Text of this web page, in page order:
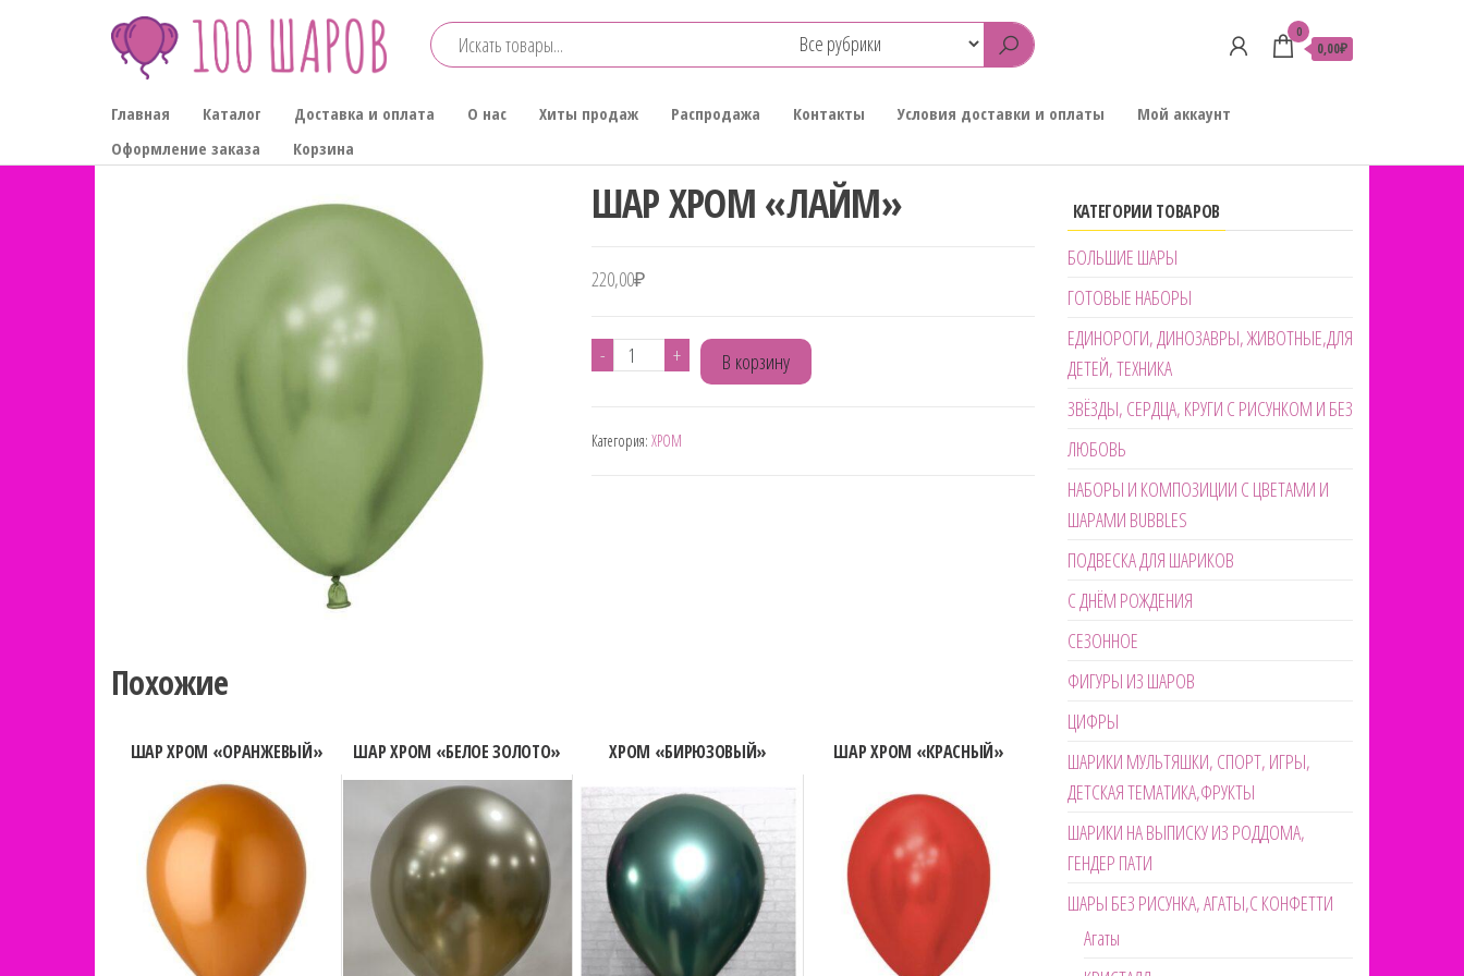
ШАРОВ
0
0,00₽
Главная Каталог Доставка и оплата О нас Хиты продаж Распродажа Контакты Условия доставки и оплаты
Мой аккаунт
Оформление заказа
Корзина
ШАР ХРОМ «ЛАЙМ»
220,00₽
-
Количество
ХРОМ
+ В корзину
Категория: ХРОМ
Похожие
ШАР ХРОМ «ОРАНЖЕВЫЙ» ШАР ХРОМ «БЕЛОЕ ЗОЛОТО» ХРОМ «БИРЮЗОВЫЙ» ШАР ХРОМ «КРАСНЫЙ»
КАТЕГОРИИ ТОВАРОВ
БОЛЬШИЕ ШАРЫ
ГОТОВЫЕ НАБОРЫ
ЕДИНОРОГИ, ДИНОЗАВРЫ, ЖИВОТНЫЕ,ДЛЯ
ДЕТЕЙ, ТЕХНИКА
ЗВЁЗДЫ, СЕРДЦА, КРУГИ С РИСУНКОМ И БЕЗ
ЛЮБОВЬ
НАБОРЫ И КОМПОЗИЦИИ С ЦВЕТАМИ И
ШАРАМИ BUBBLES
ПОДВЕСКА ДЛЯ ШАРИКОВ
С ДНЁМ РОЖДЕНИЯ
СЕЗОННОЕ
ФИГУРЫ ИЗ ШАРОВ
ЦИФРЫ
ШАРИКИ МУЛЬТЯШКИ, СПОРТ, ИГРЫ,
ДЕТСКАЯ ТЕМАТИКА,ФРУКТЫ
ШАРИКИ НА ВЫПИСКУ ИЗ РОДДОМА,
ГЕНДЕР ПАТИ
ШАРЫ БЕЗ РИСУНКА, АГАТЫ,С КОНФЕТТИ
Агаты